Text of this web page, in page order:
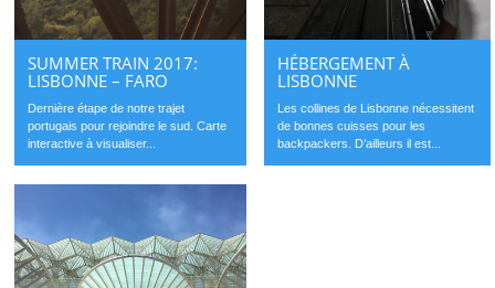
SUMMER TRAIN 2017:
LISBONNE – FARO
Dernière étape de notre trajet
portugais pour rejoindre le sud. Carte
interactive à visualiser...
HÉBERGEMENT À
LISBONNE
Les collines de Lisbonne nécessitent
de bonnes cuisses pour les
backpackers. D’ailleurs il est...